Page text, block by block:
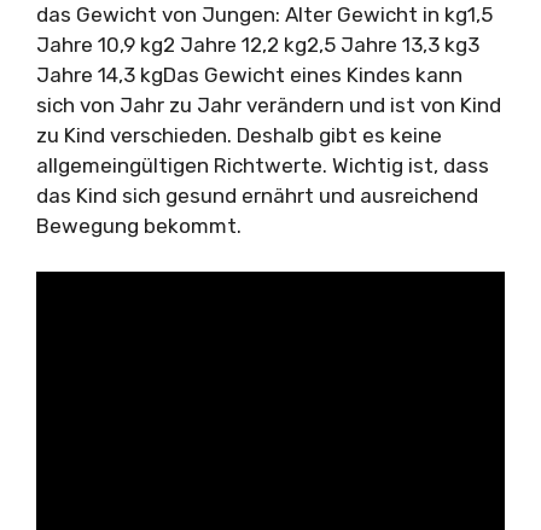
das Gewicht von Jungen: Alter Gewicht in kg1,5
Jahre 10,9 kg2 Jahre 12,2 kg2,5 Jahre 13,3 kg3
Jahre 14,3 kgDas Gewicht eines Kindes kann
sich von Jahr zu Jahr verändern und ist von Kind
zu Kind verschieden. Deshalb gibt es keine
allgemeingültigen Richtwerte. Wichtig ist, dass
das Kind sich gesund ernährt und ausreichend
Bewegung bekommt.